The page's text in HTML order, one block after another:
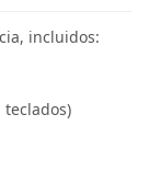
incluidos:
teclados)